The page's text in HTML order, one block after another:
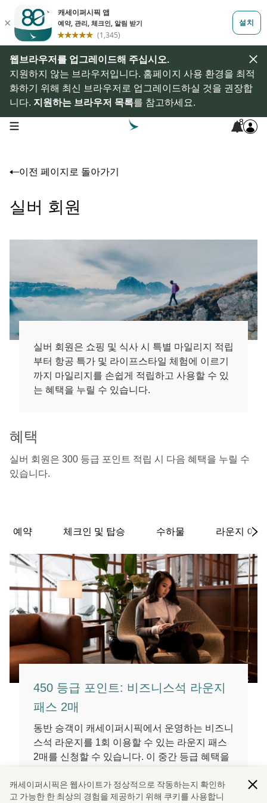
웹브라우저를 업그레이드해 주십시오.
지원하지 않는 브라우저입니다. 홈페이지 사용 환경을 최적
화하기 위해 최신 브라우저로 업그레이드하실 것을 권장합
니다. 지원하는 브라우저 목록를 참고하세요.
open navigation menu 8
이전 페이지로 돌아가기
실버 회원
실버 회원은 쇼핑 및 식사 시 특별 마일리지 적립
부터 항공 특가 및 라이프스타일 체험에 이르기
까지 마일리지를 손쉽게 적립하고 사용할 수 있
는 혜택을 누릴 수 있습니다.
혜택
실버 회원은 300 등급 포인트 적립 시 다음 혜택을 누릴 수
있습니다.
예약 체크인 및 탑승 수하물 라운지 이용
450 등급 포인트: 비즈니스석 라운지
패스 2매
동반 승객이 캐세이퍼시픽에서 운영하는 비즈니
스석 라운지를 1회 이용할 수 있는 라운지 패스
2매를 신청할 수 있습니다. 이 중간 등급 혜택을
제공됩니다. 이 혜택은 온라인으로 신청해야 하
며 공항 체크인 시 신청하실 수 없습니다.
캐세이퍼시픽은 웹사이트가 정상적으로 작동하는지 확인하
고 가능한 한 최상의 경험을 제공하기 위해 쿠키를 사용합니